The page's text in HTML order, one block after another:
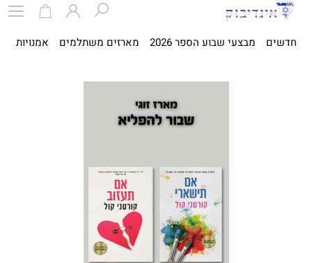
חדשים מבצעי שבוע הספר 2026 מארזים משתלמים אמנויות